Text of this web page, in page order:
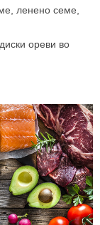
ленено семе,
ореви во